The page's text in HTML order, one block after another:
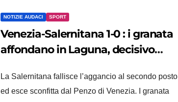
NOTIZIE AUDACI SPORT
Venezia-Salernitana 1-0 : i granata
affondano in Laguna, decisivo
La Salernitana fallisce l’aggancio al secondo posto
ed esce sconfitta dal Penzo di Venezia. I granata